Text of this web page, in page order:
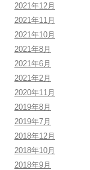
2021年12月
2021年11月
2021年10月
2021年8月
2021年6月
2021年2月
2020年11月
2019年8月
2019年7月
2018年12月
2018年10月
2018年9月